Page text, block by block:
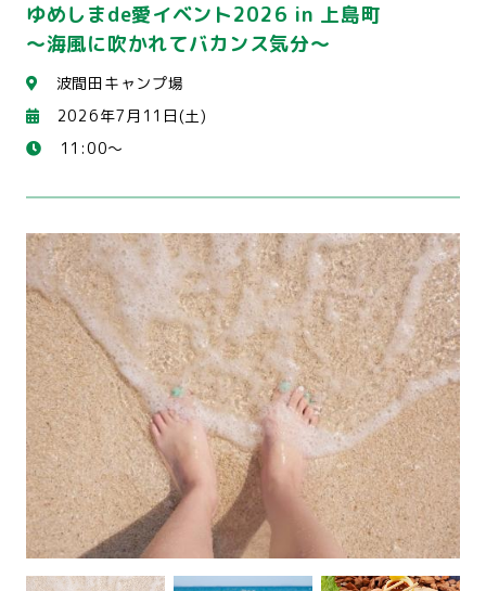
ゆめしまde愛イベント2026 in 上島町
～海風に吹かれてバカンス気分～
波間田キャンプ場
2026年7月11日(土)
11:00～